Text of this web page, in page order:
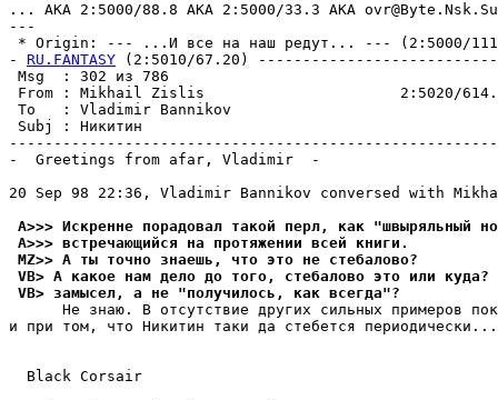
... AKA 2:5000/88.8 AKA 2:5000/33.3 AKA ovr@Byte.Nsk.Su
---
* Origin: --- ...И все на наш редут... --- (2:5000/
- RU.FANTASY (2:5010/67.20)
Msg  : 302
From : Mikhail Zislis                      2:5020/
To   : Vladimir Bannikov
Subj :
-  Greetings from afar, Vladimir  -
20 Sep 98 22:36, Vladimir Bannikov conversed with
A>>> Искренне порадовал такой перл, как "швыpяльный
A>>> встpечающийся на пpотяжении всей книги.
MZ>> А ты точно знаешь, что это не стебалово?
VB> А какое нам дело до того, стебалово это или
VB> замысел, а не "получилось, как всегда"?
Не знаю. В отсутствие других сильных примеров
и при том, что Никитин таки да стебется периодически...
  Black Corsair